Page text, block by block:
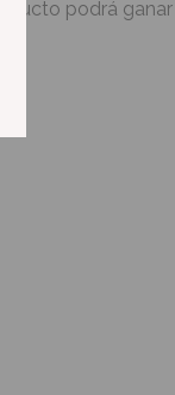
podrá ganar